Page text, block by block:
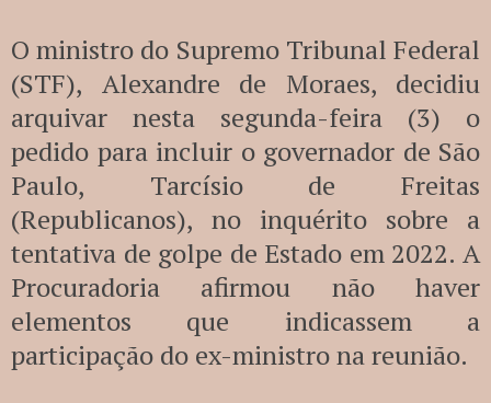
O ministro do Supremo Tribunal Federal
(STF), Alexandre de Moraes, decidiu
arquivar nesta segunda-feira (3) o
pedido para incluir o governador de São
Paulo, Tarcísio de Freitas
(Republicanos), no inquérito sobre a
tentativa de golpe de Estado em 2022. A
Procuradoria afirmou não haver
elementos que indicassem a
participação do ex-ministro na reunião.